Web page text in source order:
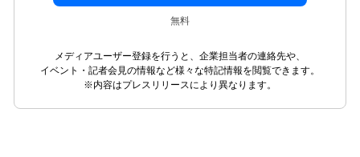
無料
メディアユーザー登録を行うと、企業担当者の連絡先や、
イベント・記者会見の情報など様々な特記情報を閲覧できます。
※内容はプレスリリースにより異なります。